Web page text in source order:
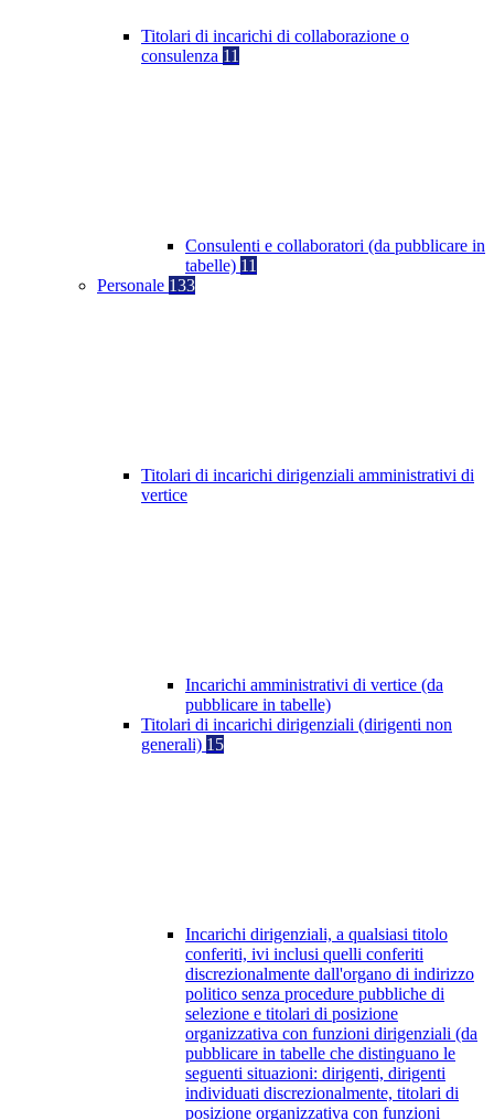
Titolari di incarichi di collaborazione o
consulenza 11
Consulenti e collaboratori (da pubblicare in
tabelle) 11
Personale 133
Titolari di incarichi dirigenziali amministrativi di
vertice
Incarichi amministrativi di vertice (da
pubblicare in tabelle)
Titolari di incarichi dirigenziali (dirigenti non
generali) 15
Incarichi dirigenziali, a qualsiasi titolo
conferiti, ivi inclusi quelli conferiti
discrezionalmente dall'organo di indirizzo
politico senza procedure pubbliche di
selezione e titolari di posizione
organizzativa con funzioni dirigenziali (da
pubblicare in tabelle che distinguano le
seguenti situazioni: dirigenti, dirigenti
individuati discrezionalmente, titolari di
posizione organizzativa con funzioni